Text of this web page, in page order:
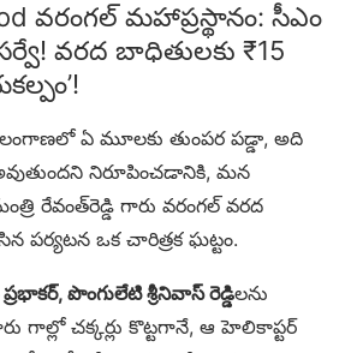
వరంగల్ మహాప్రస్థానం: సీఎం
వరద బాధితులకు ₹15
ఏ మూలకు తుంపర పడ్డా, అది
నిరూపించడానికి, మన
రేవంత్‌రెడ్డి గారు వరంగల్ వరద
పర్యటన ఒక చారిత్రక ఘట్టం.
పొంగులేటి శ్రీనివాస్ రెడ్డిలను
గాల్లో చక్కర్లు కొట్టగానే, ఆ హెలికాప్టర్